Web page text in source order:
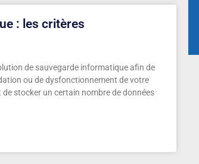
: les critères
de sauvegarde informatique afin de
ou de dysfonctionnement de votre
stocker un certain nombre de données